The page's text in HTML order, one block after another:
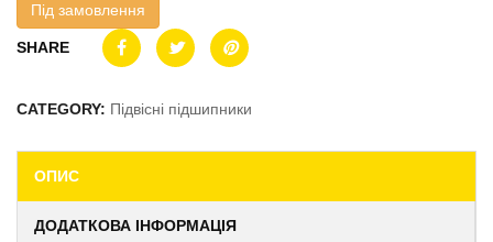
Під замовлення
SHARE
CATEGORY: Підвісні підшипники
ОПИС
ДОДАТКОВА ІНФОРМАЦІЯ